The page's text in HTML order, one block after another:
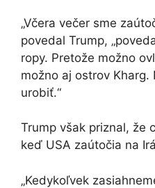
„Včera večer sme
povedal Trump,
ropy. Pretože možno
možno aj ostrov Kharg.
urobiť.“
Trump však priznal, že
keď USA zaútočia na
„Kedykoľvek